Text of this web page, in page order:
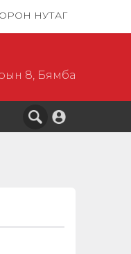
ОРОН НУТАГ
8, Бямба